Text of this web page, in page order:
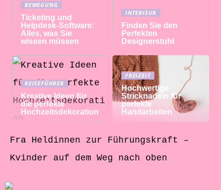
BEWEGUNG
Ticketing und
Helpdesk-Software:
Alles, was Sie
wissen müssen
INTERIEUR
Finden Sie den
Perfekten
Designerstuhl
REISEFÜHRER
Kreative Ideen für
die perfekte
Hochzeitsdekoration
FREIZEIT
Hochwertige
Stricknadeln für
perfekte
Handarbeiten
Fra Heldinnen zur Führungskraft –
Kvinder auf dem Weg nach oben